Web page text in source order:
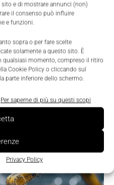
e di mostrare annunci (non)
il consenso può influire
e funzioni.
sopra o per fare scelte
solamente a questo sito. È
qualsiasi momento, compreso il ritiro
Cookie Policy o cliccando sul
parte inferiore dello schermo.
Per saperne di più su questi scopi
Privacy Policy
⇢